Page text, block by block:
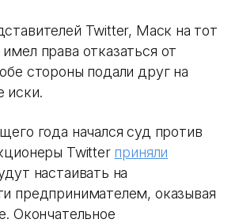
Twitter, Маск на тот
права отказаться от
стороны подали друг на
иски.
года начался суд против
Twitter приняли
настаивать на
предпринимателем, оказывая
Окончательное